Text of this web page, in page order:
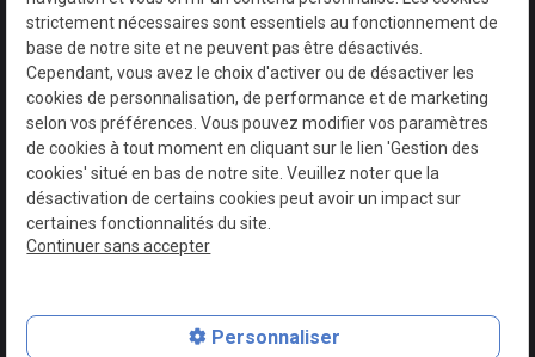
Plan du site
strictement nécessaires sont essentiels au fonctionnement de
base de notre site et ne peuvent pas être désactivés.
Cependant, vous avez le choix d'activer ou de désactiver les
cookies de personnalisation, de performance et de marketing
selon vos préférences. Vous pouvez modifier vos paramètres
de cookies à tout moment en cliquant sur le lien 'Gestion des
cookies' situé en bas de notre site. Veuillez noter que la
désactivation de certains cookies peut avoir un impact sur
certaines fonctionnalités du site.
Continuer sans accepter
Personnaliser